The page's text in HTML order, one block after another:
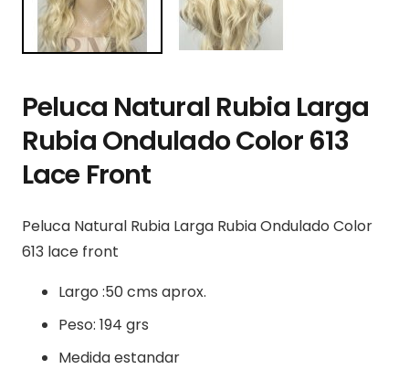
Peluca Natural Rubia Larga
Rubia Ondulado Color 613
Lace Front
Peluca Natural Rubia Larga Rubia Ondulado Color
613 lace front
Largo :50 cms aprox.
Peso: 194 grs
Medida estandar